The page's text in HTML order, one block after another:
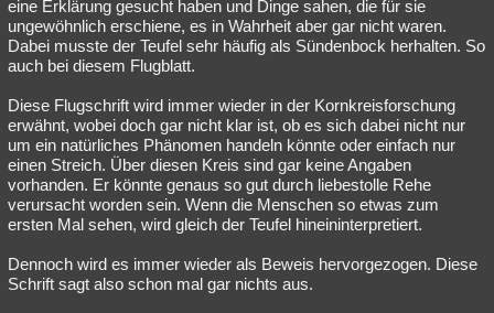
eine Erklärung gesucht haben und Dinge sahen, die für sie
ungewöhnlich erschiene, es in Wahrheit aber gar nicht waren.
Dabei musste der Teufel sehr häufig als Sündenbock herhalten. So
auch bei diesem Flugblatt.
Diese Flugschrift wird immer wieder in der Kornkreisforschung
erwähnt, wobei doch gar nicht klar ist, ob es sich dabei nicht nur
um ein natürliches Phänomen handeln könnte oder einfach nur
einen Streich. Über diesen Kreis sind gar keine Angaben
vorhanden. Er könnte genaus so gut durch liebestolle Rehe
verursacht worden sein. Wenn die Menschen so etwas zum
ersten Mal sehen, wird gleich der Teufel hineininterpretiert.
Dennoch wird es immer wieder als Beweis hervorgezogen. Diese
Schrift sagt also schon mal gar nichts aus.